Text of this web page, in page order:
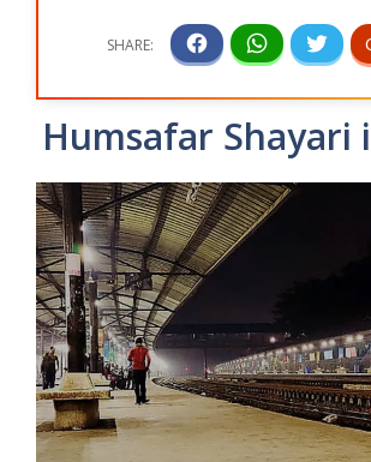
Humsafar Shayari